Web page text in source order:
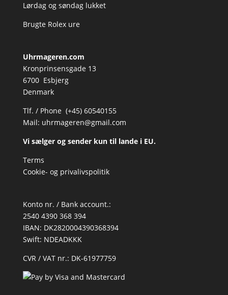
Lørdag og søndag lukket
Brugte Rolex ure
Uhrmageren.com
Kronprinsensgade 13
6700 Esbjerg
Denmark
Tlf. / Phone (+45) 60540155
Mail: uhrmageren@gmail.com
Vi sælger og sender kun til lande i EU.
Terms
Cookie- og privalivspolitik
Konto nr. / Bank account.:
2540 4390 368 394
IBAN: DK2820004390368394
Swift: NDEADKKK
CVR / VAT nr.: DK-61977759